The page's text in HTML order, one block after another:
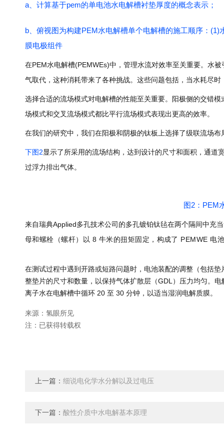
a、计算基于pem的单电池水电解槽衬垫厚度的概念表示；
b、俯视图为构建PEM水电解槽单个电解槽的施工顺序：
膜电极组件
在PEM水电解槽(PEMWEs)中，管理水流对效率至关重要。水
气取代，这种消耗带来了各种挑战。这些问题包括，当水耗尽
选择合适的流场模式对电解槽的性能至关重要。阳极侧的交错
场模式和交叉流场模式都比平行流场模式表现出更高的效率。
在我们的研究中，我们在阳极和阴极的钛板上选择了级联流场
下图2显示了所采用的流场结构，达到设计的尺寸和面积，通
过浮力排出气体。
图2：PEM
来自瑞典Applied多孔技术公司的多孔镀铂钛毡在两个隔间中充
母和螺栓（螺杆）以 8 牛米的扭矩固定，构成了 PEMWE 电
在测试过程中遇到开路或短路问题时，电池装配的调整（包括
整垫片的尺寸和数量，以保持气体扩散层（GDL）压力均匀。
离子水在电解槽中循环 20 至 30 分钟，以适当湿润电解质膜。
来源：氢眼所见
注：已获得转载权
上一篇： 细说电化学水分解以及过电压
下一篇： 酸性介质中水电解基本原理